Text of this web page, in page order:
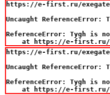
https://e-first.ru/exegate-
Uncaught ReferenceError:
ReferenceError: Tygh is
at https://e-
https://e-first.ru/exegate-
Uncaught ReferenceError:
ReferenceError: Tygh is
at https://e-